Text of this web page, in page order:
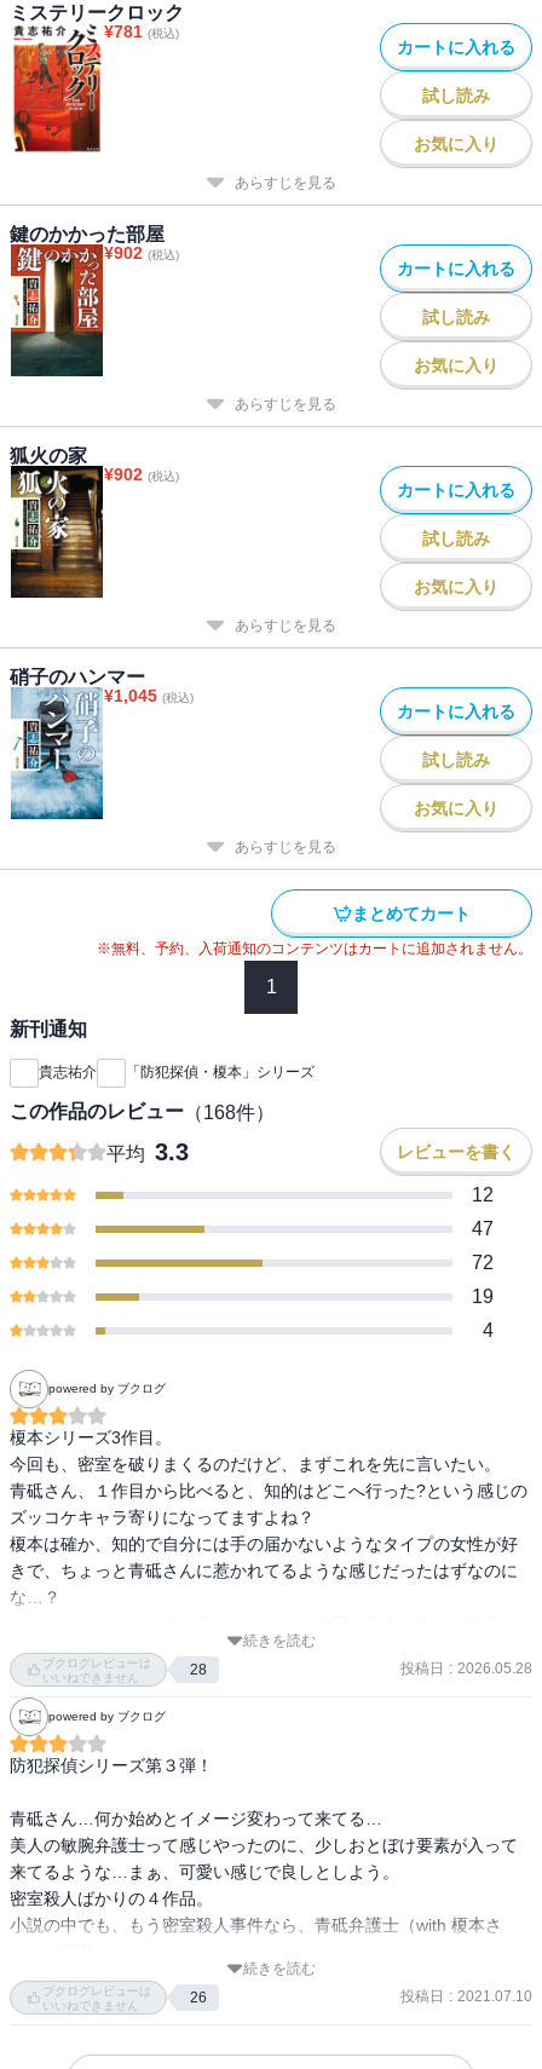
ミステリークロック
¥781 (税込)
カートに入れる
試し読み
お気に入り
あらすじを見る
鍵のかかった部屋
¥902 (税込)
カートに入れる
試し読み
お気に入り
あらすじを見る
狐火の家
¥902 (税込)
カートに入れる
試し読み
お気に入り
あらすじを見る
硝子のハンマー
¥1,045 (税込)
カートに入れる
試し読み
お気に入り
あらすじを見る
まとめてカート
※無料、予約、入荷通知のコンテンツはカートに追加されません。
1
新刊通知
貴志祐介 「防犯探偵・榎本」シリーズ
この作品のレビュー （168件）
平均 3.3 レビューを書く
12
47
72
19
4
powered by ブクログ
榎本シリーズ3作目。
今回も、密室を破りまくるのだけど、まずこれを先に言いたい。
青砥さん、１作目から比べると、知的はどこへ行った?という感じの
ズッコケキャラ寄りになってますよね？
榎本は確か、知的で自分には手の届かないようなタイプの女性が好
きで、ちょっと青砥さんに惹かれてるような感じだったはずなのに
な…？
思い出しながら、短編のストーリーを堪能。
・佇む男
・鍵のかかった部屋
・歪んだ箱
・密室劇場
鹿しいような、でもトリックはしっかりと「密室」なので、突飛な
発想に唸りながら読んだ。
この中で一番好きなのは、表題作かな。
どれも短いので、サクッと読めてしまうのがいい。登場人物も少な
いからとてもありがたい（劇団の話だけは多過ぎる上に名前が変な
続きを読む
ブクログレビューは
いいねできません
28 投稿日 : 2026.05.28
powered by ブクログ
防犯探偵シリーズ第３弾！
青砥さん…何か始めとイメージ変わって来てる…
美人の敏腕弁護士って感じやったのに、少しおとぼけ要素が入って
来てるような…まぁ、可愛い感じで良しとしよう。
密室殺人ばかりの４作品。
小説の中でも、もう密室殺人事件なら、青砥弁護士（with 榎本さ
２人の掛け合いも面白い！
今回の短編集は、被害者、犯人の心情とかを描くより、密室殺人の
まぁ、こんな防犯知識もないので、「う〜ん…そうなんや…（−＿
続きを読む
ブクログレビューは
いいねできません
26 投稿日 : 2021.07.10